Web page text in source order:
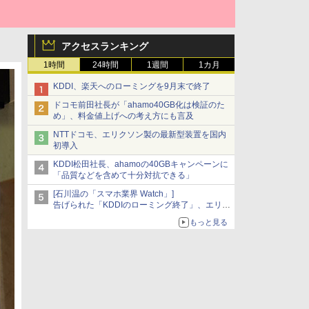
アクセスランキング
1時間 24時間 1週間 1カ月
KDDI、楽天へのローミングを9月末で終了
ドコモ前田社長が「ahamo40GB化は検証のた
め」、料金値上げへの考え方にも言及
NTTドコモ、エリクソン製の最新型装置を国内
初導入
KDDI松田社長、ahamoの40GBキャンペーンに
「品質などを含めて十分対抗できる」
[石川温の「スマホ業界 Watch」]
告げられた「KDDIのローミング終了」、エリア
マップの落とし穴と楽天モバイルの課題
もっと見る